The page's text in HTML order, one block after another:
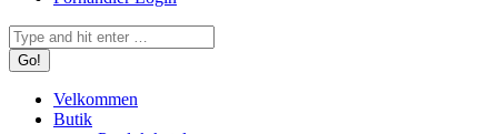
Search:
Velkommen
Butik